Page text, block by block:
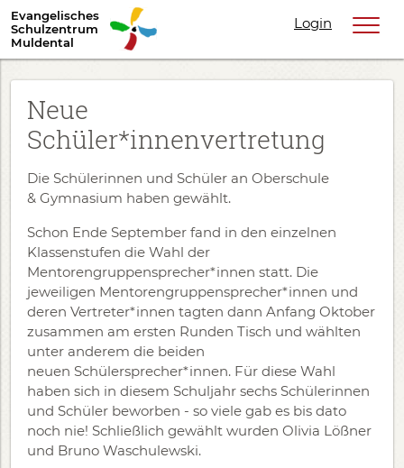
Evangelisches
Schulzentrum
Muldental
Login
Neue
Schüler*innenvertretung
Die Schülerinnen und Schüler an Oberschule
& Gymnasium haben gewählt.
Schon Ende September fand in den einzelnen
Klassenstufen die Wahl der
Mentorengruppensprecher*innen statt. Die
jeweiligen Mentorengruppensprecher*innen und
deren Vertreter*innen tagten dann Anfang Oktober
zusammen am ersten Runden Tisch und wählten
unter anderem die beiden
neuen Schülersprecher*innen. Für diese Wahl
haben sich in diesem Schuljahr sechs Schülerinnen
und Schüler beworben - so viele gab es bis dato
noch nie! Schließlich gewählt wurden Olivia Lößner
und Bruno Waschulewski.